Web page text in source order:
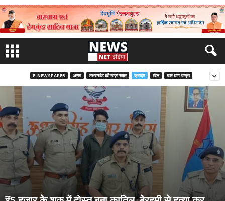
E-NEWSPAPER असम उत्तराखंड की ताज़ा खबर क्राइम खेल चार धाम यात्रा